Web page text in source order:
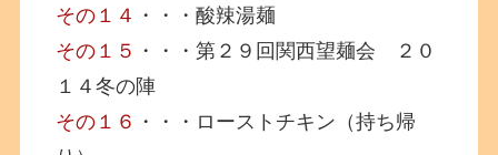
その１４ ・・・酸辣湯麺
その１５ ・・・第２９回関西望麺会 ２０
１４冬の陣
その１６ ・・・ローストチキン（持ち帰